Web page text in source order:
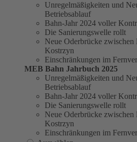
Unregelmäßigkeiten und
Betriebsablauf
Bahn-Jahr 2024 voller
Die Sanierungswelle rollt
Neue Oderbrücke
Kostrzyn
Einschränkungen im
MEB Bahn Jahrbuch 2025
Unregelmäßigkeiten und
Betriebsablauf
Bahn-Jahr 2024 voller
Die Sanierungswelle rollt
Neue Oderbrücke
Kostrzyn
Einschränkungen im